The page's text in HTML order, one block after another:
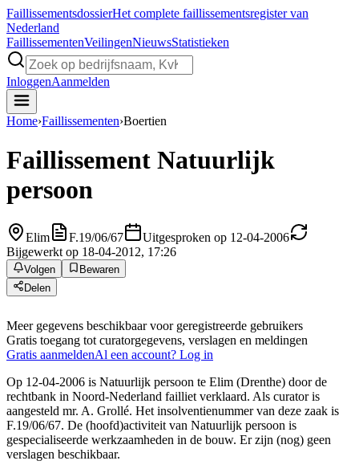
FaillissementsdossierHet complete faillissementsregister van
Nederland
FaillissementenVeilingenNieuwsStatistieken
InloggenAanmelden
Home›Faillissementen›Boertien
Faillissement Natuurlijk
persoon
Elim F.19/06/67
Uitgesproken op 12-04-2006
Bijgewerkt op 18-04-2012, 17:26
Volgen
Bewaren
Delen
Meer gegevens beschikbaar voor geregistreerde gebruikers
Gratis toegang tot curatorgegevens, verslagen en meldingen
Gratis aanmeldenAl een account? Log in
Op 12-04-2006 is Natuurlijk persoon te Elim (Drenthe) door de
rechtbank in Noord-Nederland failliet verklaard. Als curator is
aangesteld mr. A. Grollé. Het insolventienummer van deze zaak is
F.19/06/67. De (hoofd)activiteit van Natuurlijk persoon is
gespecialiseerde werkzaamheden in de bouw. Er zijn (nog) geen
verslagen beschikbaar.